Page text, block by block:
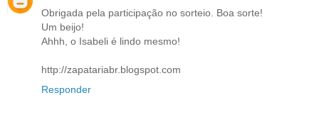
Obrigada pela participação no sorteio. Boa sorte!
Um beijo!
Ahhh, o Isabeli é lindo mesmo!
http://zapatariabr.blogspot.com
Responder